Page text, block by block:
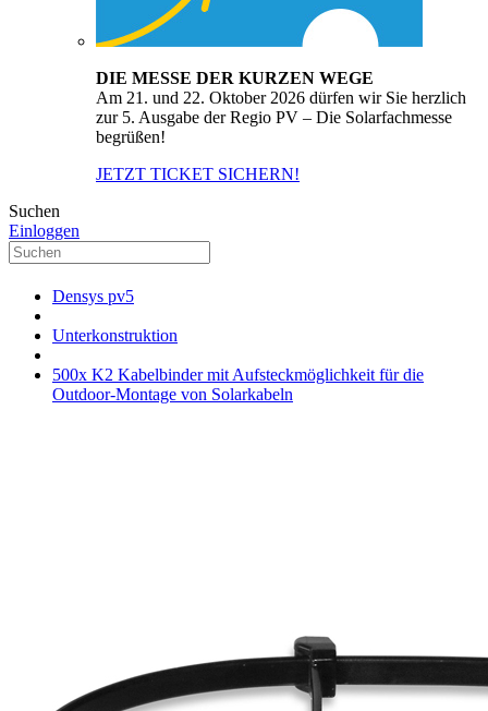
DIE MESSE DER KURZEN WEGE
Am 21. und 22. Oktober 2026 dürfen wir Sie herzlich
zur 5. Ausgabe der Regio PV – Die Solarfachmesse
begrüßen!
JETZT TICKET SICHERN!
Suchen
Einloggen
Densys pv5
Unterkonstruktion
500x K2 Kabelbinder mit Aufsteckmöglichkeit für die
Outdoor-Montage von Solarkabeln